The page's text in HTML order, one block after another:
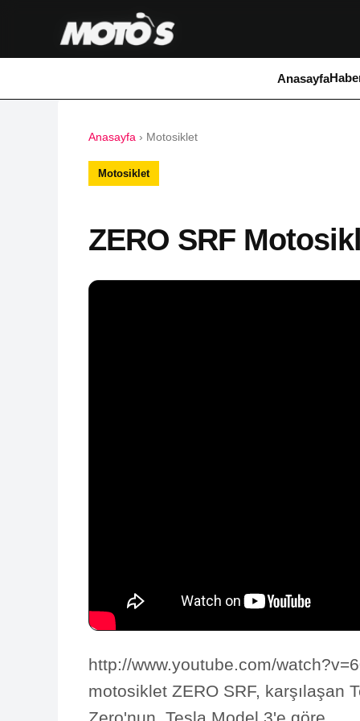
Anasayfa
Anasayfa › Motosiklet
Motosiklet
ZERO SRF
http://www.youtube.com/
motosiklet ZERO SRF, karşılaşan